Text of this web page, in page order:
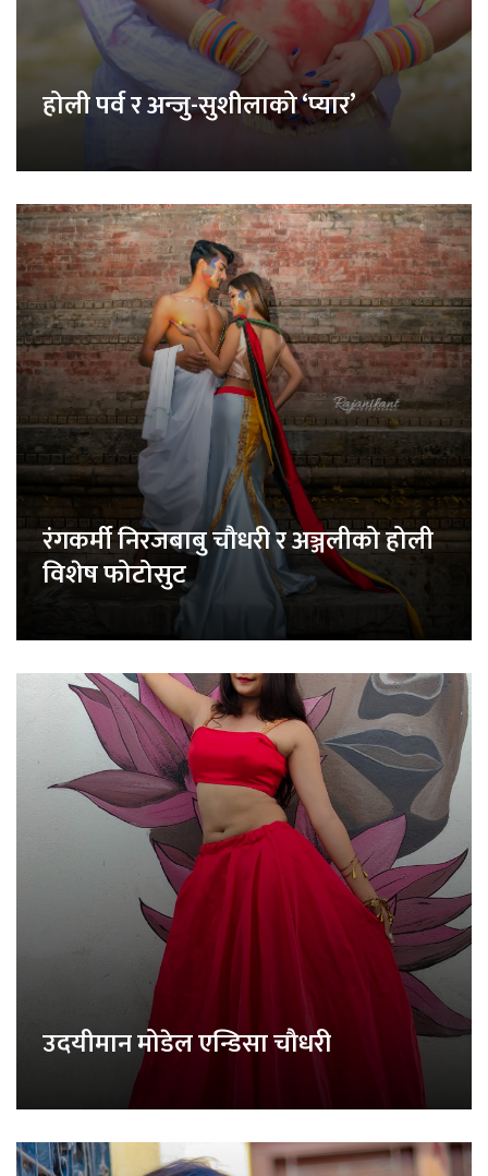
होली पर्व र अन्जु-सुशीलाको ‘प्यार’
रंगकर्मी निरजबाबु चौधरी र अञ्जलीको होली
विशेष फोटोसुट
उदयीमान मोडेल एन्डिसा चौधरी